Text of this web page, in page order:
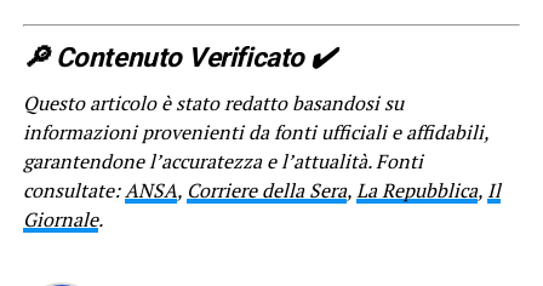
🔎​ Contenuto Verificato ✔️
Questo articolo è stato redatto basandosi su
informazioni provenienti da fonti ufficiali e affidabili,
garantendone l’accuratezza e l’attualità. Fonti
consultate:ANSA, Corriere della Sera,La Repubblica, Il
Giornale.